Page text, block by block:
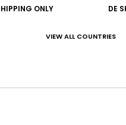
ONLY DE
VIEW ALL COUNTRIES